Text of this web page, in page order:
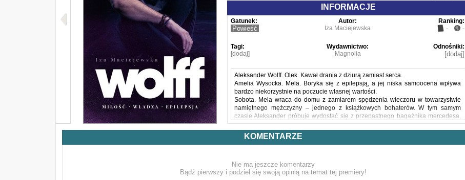
INFORMACJE
Gatunek:
Powieść
Autor:
Iza Maciejewska
Ranking:
- -
Tagi:
[dodaj]
Wydawnictwo:
Magnolia
Odnośniki:
[dodaj]
Aleksander Wolff. Olek. Kawał drania z dziurą zamiast serca.
Amelia Wysocka. Mela. Boryka się z epilepsją, a jej niska samoocena wpływa
bardzo niekorzystnie na poczucie własnej wartości.
Sobota. Mela wraca do domu z zamiarem spędzenia wieczoru w towarzystwie
namiętnego mężczyzny – jednego z książkowych bohaterów. W tym samym
czasie Aleksander próbuje wydostać się z przepastnego bagażnika mercedesa,
do którego wpakowała go żądna zemsty kobieta. Nie osobiście.
Skorzystała z uprzejmości znajomych opryszków. To miała być jego ostatnia
podróż.
Powyższy opis pochodzi od wydawcy.
KOMENTARZE
Nie ma jeszcze komentarzy
Bądź pierwszy i podziel się swoją opinią na temat tej premiery!